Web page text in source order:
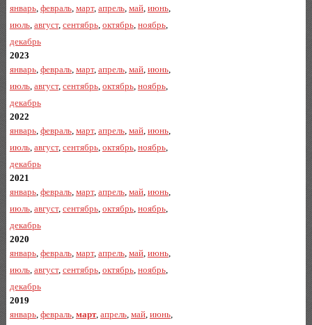
январь, февраль, март, апрель, май, июнь,
июль, август, сентябрь, октябрь, ноябрь,
декабрь
2023
январь, февраль, март, апрель, май, июнь,
июль, август, сентябрь, октябрь, ноябрь,
декабрь
2022
январь, февраль, март, апрель, май, июнь,
июль, август, сентябрь, октябрь, ноябрь,
декабрь
2021
январь, февраль, март, апрель, май, июнь,
июль, август, сентябрь, октябрь, ноябрь,
декабрь
2020
январь, февраль, март, апрель, май, июнь,
июль, август, сентябрь, октябрь, ноябрь,
декабрь
2019
январь, февраль, март, апрель, май, июнь,